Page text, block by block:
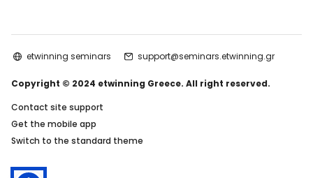
etwinning seminars support@seminars.etwinning.gr
Copyright © 2024 etwinning Greece. All right reserved.
Contact site support
Get the mobile app
Switch to the standard theme